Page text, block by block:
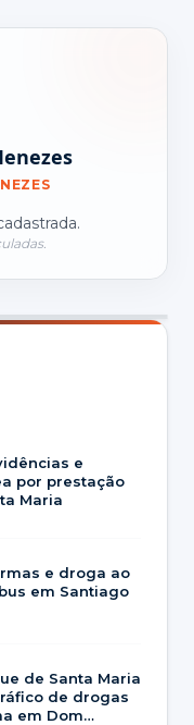
e
por prestação
Maria
e droga ao
em Santiago
de Santa Maria
de drogas
em Dom